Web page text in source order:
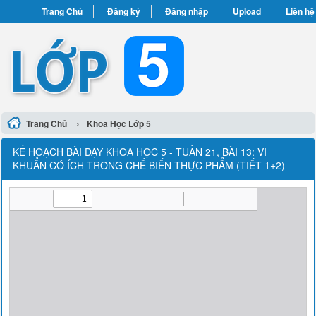
Trang Chủ Đăng ký Đăng nhập Upload Liên hệ
Trang Chủ › Khoa Học Lớp 5
KẾ HOẠCH BÀI DẠY KHOA HỌC 5 - TUẦN 21, BÀI 13: VI
KHUẨN CÓ ÍCH TRONG CHẾ BIẾN THỰC PHẨM (TIẾT 1+2)